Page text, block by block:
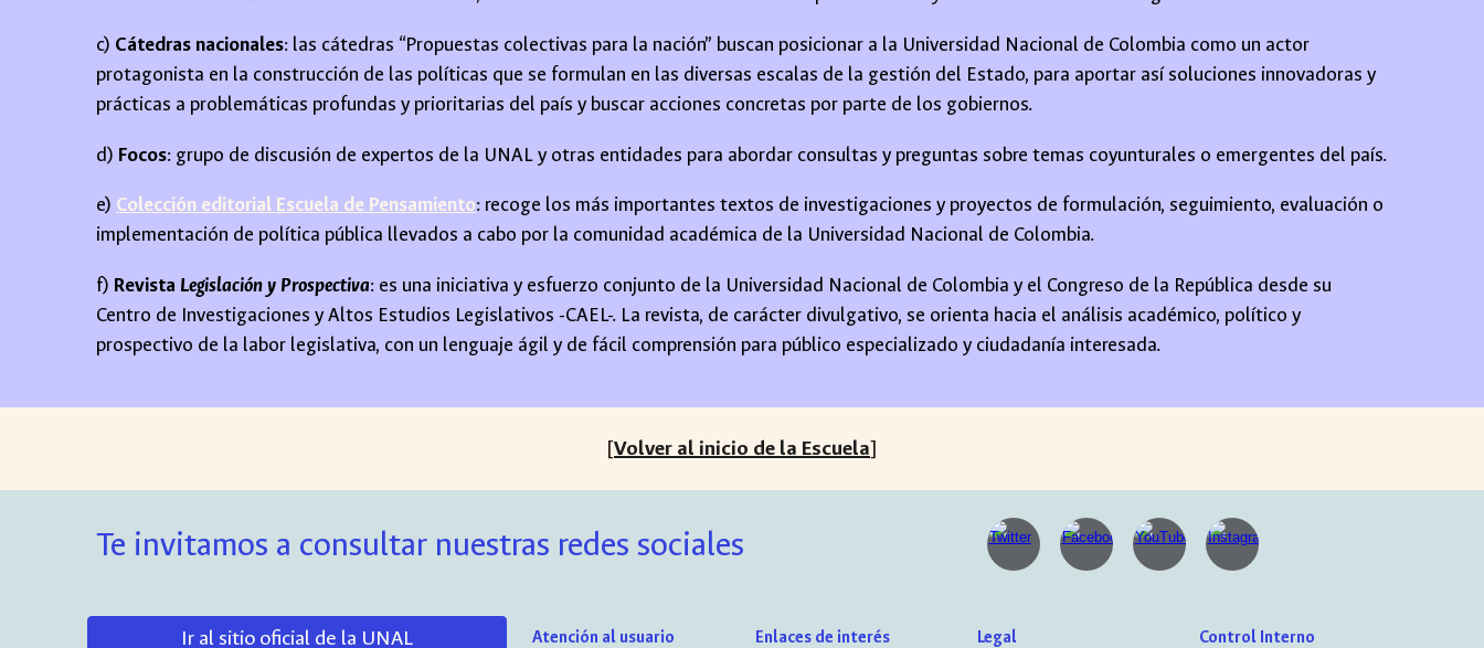
c) Cátedras nacionales: las cátedras “Propuestas colectivas para la nación” buscan posicionar a la Universidad Nacional de Colombia como un actor
protagonista en la construcción de las políticas que se formulan en las diversas escalas de la gestión del Estado, para aportar así soluciones innovadoras y
prácticas a problemáticas profundas y prioritarias del país y buscar acciones concretas por parte de los gobiernos.
d) Focos: grupo de discusión de expertos de la UNAL y otras entidades para abordar consultas y preguntas sobre temas coyunturales o emergentes del país.
e) Colección editorial Escuela de Pensamiento: recoge los más importantes textos de investigaciones y proyectos de formulación, seguimiento, evaluación o
implementación de política pública llevados a cabo por la comunidad académica de la Universidad Nacional de Colombia.
f) Revista Legislación y Prospectiva: es una iniciativa y esfuerzo conjunto de la Universidad Nacional de Colombia y el Congreso de la República desde su
Centro de Investigaciones y Altos Estudios Legislativos -CAEL-. La revista, de carácter divulgativo, se orienta hacia el análisis académico, político y
prospectivo de la labor legislativa, con un lenguaje ágil y de fácil comprensión para público especializado y ciudadanía interesada.
[Volver al inicio de la Escuela]
Te invitamos a consultar nuestras redes sociales
Ir al sitio oficial de la UNAL Atención al usuario Enlaces de interés Legal Control Interno